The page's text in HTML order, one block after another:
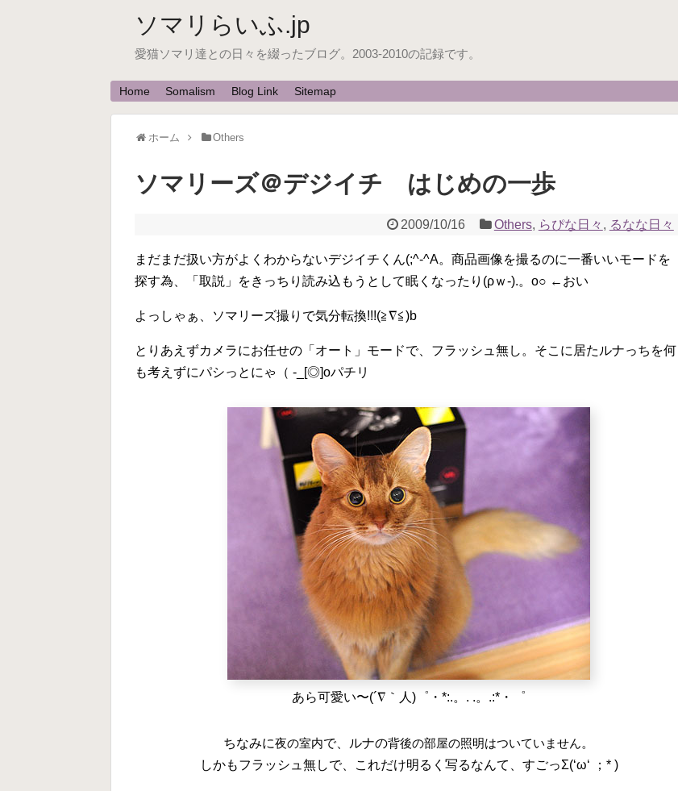
ソマリらいふ.jp
愛猫ソマリ達との日々を綴ったブログ。2003-2010の記録です。
Home Somalism Blog Link Sitemap
ホーム Others
ソマリーズ＠デジイチ はじめの一歩
2009/10/16 Others, らぴな日々 , るなな日々
まだまだ扱い方がよくわからないデジイチくん(;^-^A。商品画像を撮るのに一番いいモードを
探す為、「取説」をきっちり読み込もうとして眠くなったり(ρｗ-).。o○ ←おい
よっしゃぁ、ソマリーズ撮りで気分転換!!!(≧∇≦)b
とりあえずカメラにお任せの「オート」モードで、フラッシュ無し。そこに居たルナっちを何
も考えずにパシっとにゃ（ -_[◎]oパチリ
あら可愛い〜(´∇｀人)゜・*:.。. .。.:*・゜
ちなみに夜の室内で、ルナの背後の部屋の照明はついていません。
しかもフラッシュ無しで、これだけ明るく写るなんて、すごっΣ(‘ω‘ ；* )